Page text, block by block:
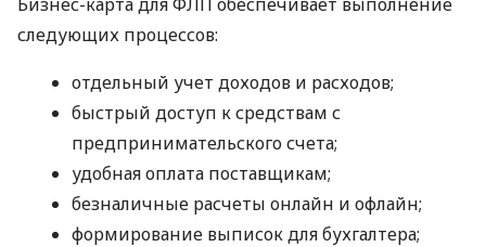
следующих процессов:
отдельный учет доходов и расходов;
быстрый доступ к средствам с
предпринимательского счета;
удобная оплата поставщикам;
безналичные расчеты онлайн и офлайн;
формирование выписок для бухгалтера;